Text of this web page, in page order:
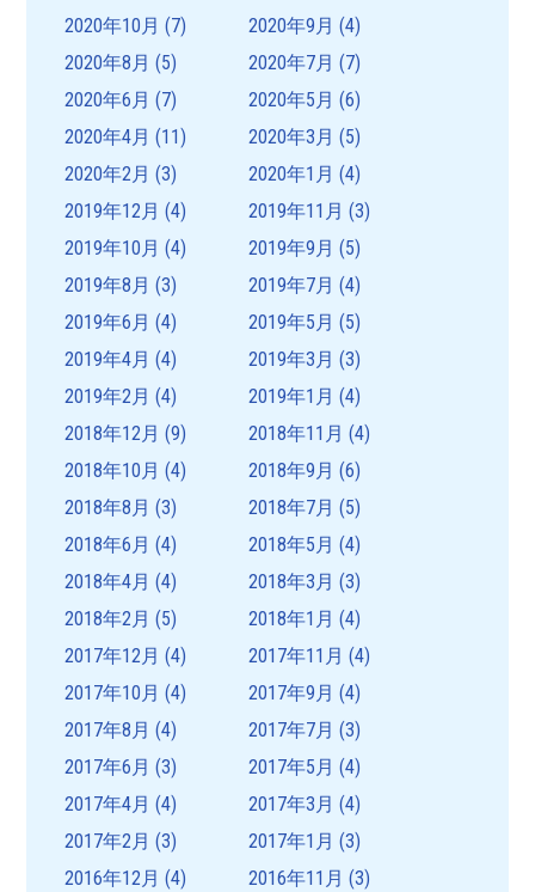
2020年10月 (7) 2020年9月 (4)
2020年8月 (5) 2020年7月 (7)
2020年6月 (7) 2020年5月 (6)
2020年4月 (11) 2020年3月 (5)
2020年2月 (3) 2020年1月 (4)
2019年12月 (4) 2019年11月 (3)
2019年10月 (4) 2019年9月 (5)
2019年8月 (3) 2019年7月 (4)
2019年6月 (4) 2019年5月 (5)
2019年4月 (4) 2019年3月 (3)
2019年2月 (4) 2019年1月 (4)
2018年12月 (9) 2018年11月 (4)
2018年10月 (4) 2018年9月 (6)
2018年8月 (3) 2018年7月 (5)
2018年6月 (4) 2018年5月 (4)
2018年4月 (4) 2018年3月 (3)
2018年2月 (5) 2018年1月 (4)
2017年12月 (4) 2017年11月 (4)
2017年10月 (4) 2017年9月 (4)
2017年8月 (4) 2017年7月 (3)
2017年6月 (3) 2017年5月 (4)
2017年4月 (4) 2017年3月 (4)
2017年2月 (3) 2017年1月 (3)
2016年12月 (4) 2016年11月 (3)